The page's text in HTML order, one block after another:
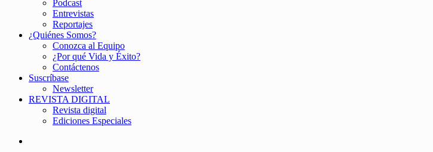
Podcast
Entrevistas
Reportajes
¿Quiénes Somos?
Conozca al Equipo
¿Por qué Vida y Éxito?
Contáctenos
Suscríbase
Newsletter
REVISTA DIGITAL
Revista digital
Ediciones Especiales